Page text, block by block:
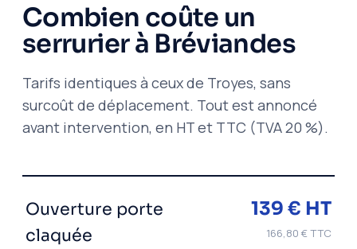
Combien coûte un
serrurier à Bréviandes
Tarifs identiques à ceux de Troyes, sans
surcoût de déplacement. Tout est annoncé
avant intervention, en HT et TTC (TVA 20 %).
Ouverture porte
claquée
139 € HT
166,80 € TTC